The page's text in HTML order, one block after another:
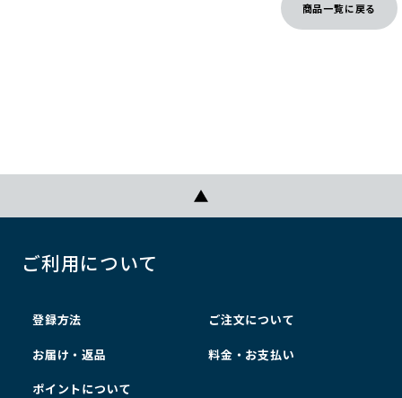
商品一覧に戻る
ご利用について
登録方法 ご注文について
お届け・返品 料金・お支払い
ポイントについて